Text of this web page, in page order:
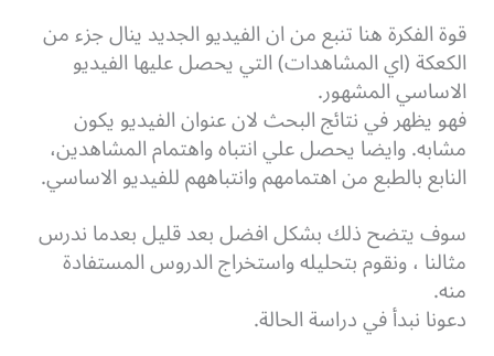
قوة الفكرة هنا تنبع من ان الفيديو الجديد ينال جزء من
الكعكة (اي المشاهدات) التي يحصل عليها الفيديو
الاساسي المشهور.
فهو يظهر في نتائج البحث لان عنوان الفيديو يكون
مشابه. وايضا يحصل علي انتباه واهتمام المشاهدين،
النابع بالطبع من اهتمامهم وانتباههم للفيديو الاساسي.
سوف يتضح ذلك بشكل افضل بعد قليل بعدما ندرس
مثالنا ، ونقوم بتحليله واستخراج الدروس المستفادة
منه.
دعونا نبدأ في دراسة الحالة.